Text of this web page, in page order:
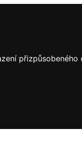
přizpůsobeného